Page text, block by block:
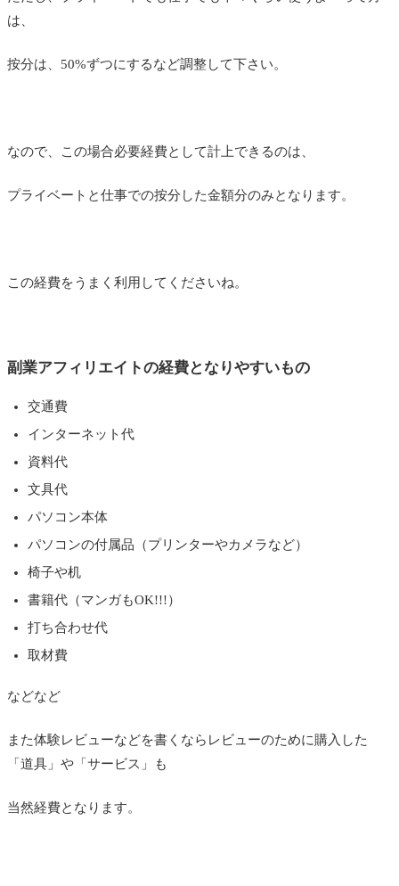
は、
按分は、50%ずつにするなど調整して下さい。
なので、この場合必要経費として計上できるのは、
プライベートと仕事での按分した金額分のみとなります。
この経費をうまく利用してくださいね。
副業アフィリエイトの経費となりやすいもの
交通費
インターネット代
資料代
文具代
パソコン本体
パソコンの付属品（プリンターやカメラなど）
椅子や机
書籍代（マンガもOK!!!）
打ち合わせ代
取材費
などなど
また体験レビューなどを書くならレビューのために購入した
「道具」や「サービス」も
当然経費となります。